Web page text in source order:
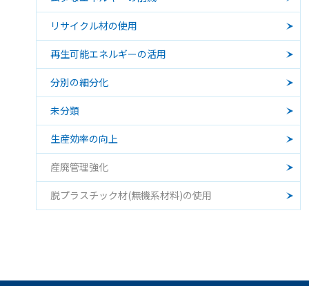
リサイクル材の使用
再生可能エネルギーの活用
分別の細分化
未分類
生産効率の向上
産廃管理強化
脱プラスチック材(無機系材料)の使用